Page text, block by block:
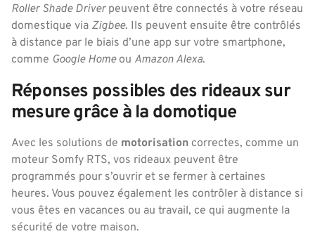
Roller Shade Driverpeuvent être connectés à votre réseau
domestique via Zigbee. Ils peuvent ensuite être contrôlés
à distance par le biais d’une app sur votre smartphone,
comme Google Homeou Amazon Alexa.
Réponses possibles des rideaux sur
mesure grâce à la domotique
Avec les solutions de motorisation correctes, comme un
moteur Somfy RTS, vos rideaux peuvent être
programmés pour s’ouvrir et se fermer à certaines
heures. Vous pouvez également les contrôler à distance si
vous êtes en vacances ou au travail, ce qui augmente la
sécurité de votre maison.